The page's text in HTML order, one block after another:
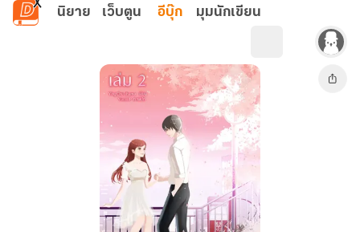
ข้ามไปยังเนื้อหาหลัก
นิยาย เว็บตูน อีบุ๊ก มุมนักเขียน